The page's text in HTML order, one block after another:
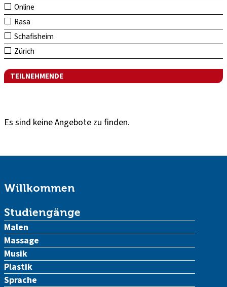
Online
Rasa
Schafisheim
Zürich
TEILNEHMENDE
Es sind keine Angebote zu finden.
Willkommen
Studiengänge
Malen
Massage
Musik
Plastik
Sprache